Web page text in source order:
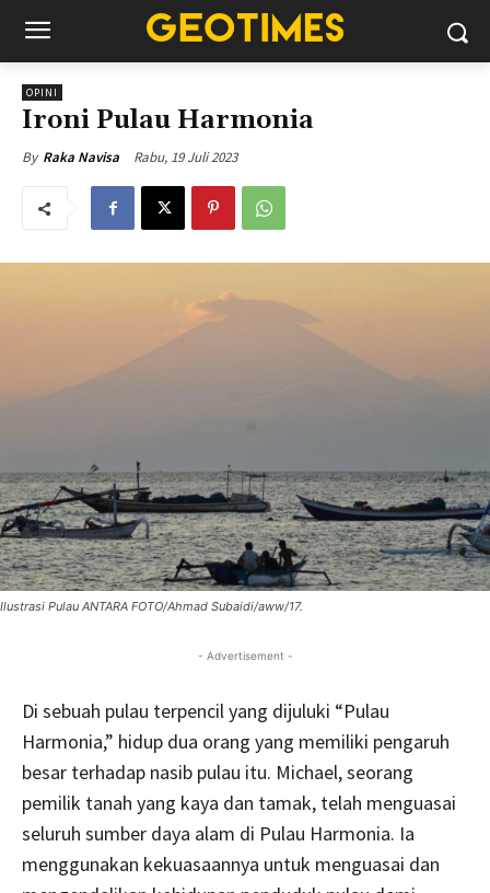
OPINI
Ironi Pulau Harmonia
By Raka Navisa Rabu, 19 Juli 2023
Ilustrasi Pulau ANTARA FOTO/Ahmad Subaidi/aww/17.
- Advertisement -
Di sebuah pulau terpencil yang dijuluki “Pulau
Harmonia,” hidup dua orang yang memiliki pengaruh
besar terhadap nasib pulau itu. Michael, seorang
pemilik tanah yang kaya dan tamak, telah menguasai
seluruh sumber daya alam di Pulau Harmonia. Ia
menggunakan kekuasaannya untuk menguasai dan